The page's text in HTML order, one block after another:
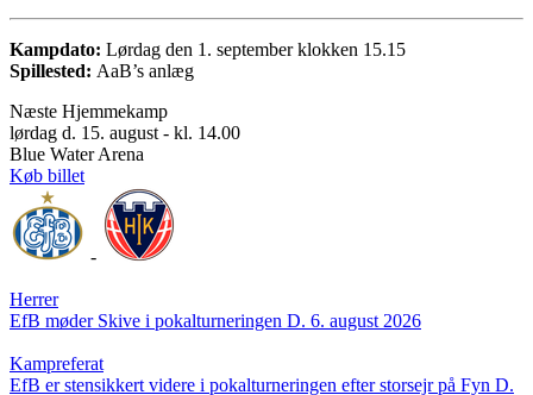
Kampdato: Lørdag den 1. september klokken 15.15
Spillested: AaB’s anlæg
Næste Hjemmekamp
lørdag d. 15. august - kl. 14.00
Blue Water Arena
Køb billet
-
Herrer
EfB møder Skive i pokalturneringen D. 6. august 2026
Kampreferat
EfB er stensikkert videre i pokalturneringen efter storsejr på Fyn D.